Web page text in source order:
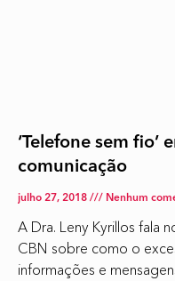
‘Telefone sem fio’
comunicação
julho 27, 2018 Nenhum
A Dra. Leny Kyrillos fala
CBN sobre como o
informações e